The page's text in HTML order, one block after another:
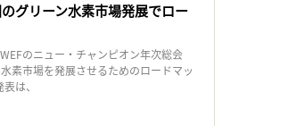
グリーン水素市場発展でロー
のニュー・チャンピオン年次総会
素市場を発展させるためのロードマッ
は、